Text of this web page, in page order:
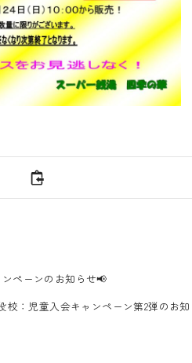
ペーンのお知らせ📢
校：児童入会キャンペーン第2弾のお